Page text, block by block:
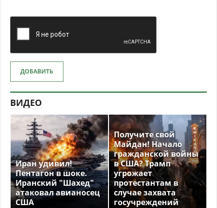
ДОБАВИТЬ
ВИДЕО
Иран удивил!
Пентагон в шоке.
Иранский "Шахед"
атаковал авианосец
США
Получите свой
Майдан! Начало
гражданской войны
в США? Трамп
угрожает
протестантам в
случае захвата
госучреждений